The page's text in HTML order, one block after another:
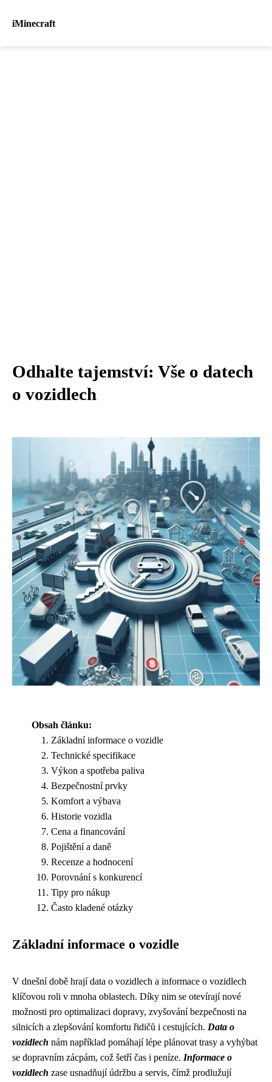
iMinecraft
Odhalte tajemství: Vše o datech
o vozidlech
Obsah článku:
Základní informace o vozidle
Technické specifikace
Výkon a spotřeba paliva
Bezpečnostní prvky
Komfort a výbava
Historie vozidla
Cena a financování
Pojištění a daně
Recenze a hodnocení
Porovnání s konkurencí
Tipy pro nákup
Často kladené otázky
Základní informace o vozidle
V dnešní době hrají data o vozidlech a informace o vozidlech
klíčovou roli v mnoha oblastech. Díky nim se otevírají nové
možnosti pro optimalizaci dopravy, zvyšování bezpečnosti na
silnicích a zlepšování komfortu řidičů i cestujících. Data o
vozidlech nám například pomáhají lépe plánovat trasy a vyhýbat
se dopravním zácpám, což šetří čas i peníze. Informace o
vozidlech zase usnadňují údržbu a servis, čímž prodlužují